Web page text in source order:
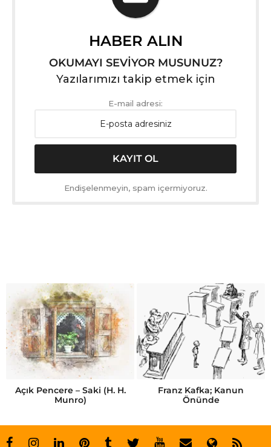
HABER ALIN
OKUMAYI SEVİYOR MUSUNUZ?
Yazılarımızı takip etmek için
E-mail adresi:
Endişelenmeyin, spam içermiyoruz.
Açık Pencere – Saki (H. H.
Munro)
Franz Kafka; Kanun
Önünde